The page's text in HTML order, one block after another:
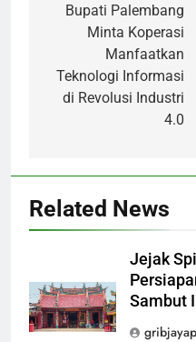
navigation
Bupati Palembang
Minta Koperasi
Manfaatkan
Teknologi Informasi
di Revolusi Industri
4.0
Related News
Jejak
Sambut